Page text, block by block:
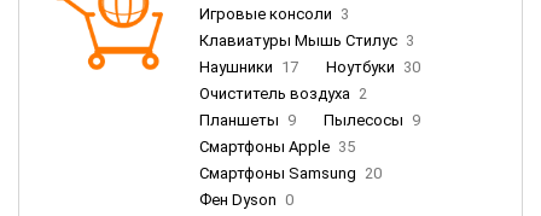
Игровые консоли 3
Клавиатуры Мышь Стилус 3
Наушники 17 Ноутбуки 30
Очиститель воздуха 2
Планшеты 9 Пылесосы 9
Смартфоны Apple 35
Смартфоны Samsung 20
Фен Dyson 0